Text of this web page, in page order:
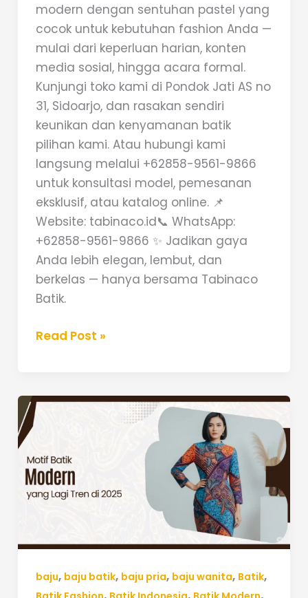
modern dengan sentuhan pastel yang
cocok untuk kebutuhan fashion Anda —
mulai dari keperluan harian, konten
media sosial, hingga acara formal.
Kunjungi toko kami di Pondok Jati AS no
31, Sidoarjo, dan rasakan sendiri
keunikan dan kenyamanan batik
pilihan kami. Atau hubungi kami
langsung melalui +62858-9561-9866
untuk konsultasi model, pemesanan
eksklusif, atau katalog online. 📌
Website: tabinaco.id📞 WhatsApp:
+62858-9561-9866 ✨ Jadikan gaya
Anda lebih elegan, lembut, dan
berkelas — hanya bersama Tabinaco
Batik.
Read Post »
baju, baju batik, baju pria, baju wanita, Batik,
Motif
yang
Lagi
Tren